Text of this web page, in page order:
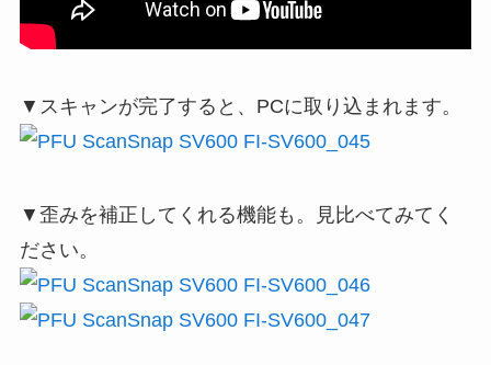
▼スキャンが完了すると、PCに取り込まれます。
▼歪みを補正してくれる機能も。見比べてみてく
ださい。